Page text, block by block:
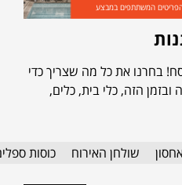
המשתתפים במבצע
בחרנו את כל מה שצריך כדי
הזה, כלי בית, כלים,
טובים ועוד יותר
שולחן האירוח כוסות